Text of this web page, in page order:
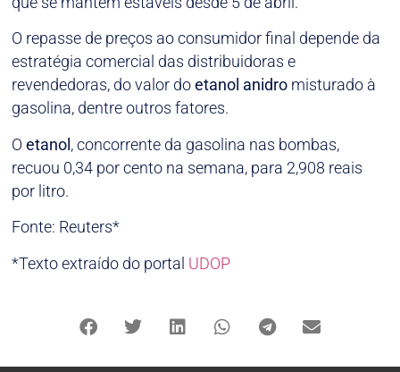
O repasse de preços ao consumidor final depende da
estratégia comercial das distribuidoras e
revendedoras, do valor doetanol anidro misturado à
gasolina, dentre outros fatores.
Oetanol , concorrente da gasolina nas bombas,
recuou 0,34 por cento na semana, para 2,908 reais
por litro.
Fonte: Reuters*
*Texto extraído do portal UDOP